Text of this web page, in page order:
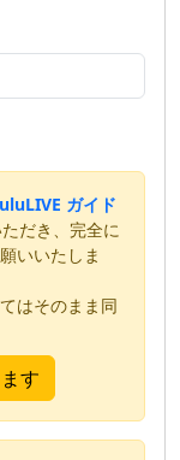
ガイド
だき、完全に
いいたしま
はそのまま同